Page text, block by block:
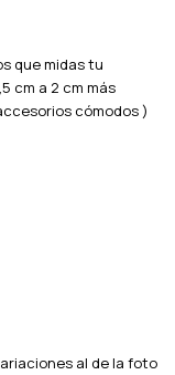
que midas tu
cm a 2 cm más
cómodos )
al de la foto